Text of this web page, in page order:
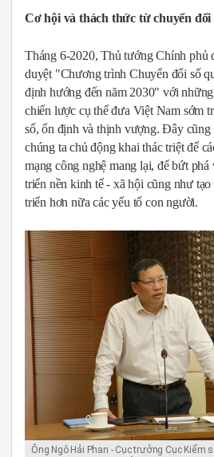
Cơ hội và thách thức từ chuyển đổi
Tháng 6-2020, Thủ tướng Chính phủ
duyệt "Chương trình Chuyển đổi số
định hướng đến năm 2030" với
chiến lược cụ thể đưa Việt Nam sớm
số, ổn định và thịnh vượng. Đây cũng
chúng ta chủ động khai thác triệt để
mạng công nghệ mang lại, để bứt
triển nền kinh tế - xã hội cũng như
triển hơn nữa các yếu tố con người.
Ông Ngô Hải Phan - Cục trưởng Cục Kiểm